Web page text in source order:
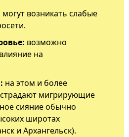
могут возникать слабые
возможно
на
на этом и более
мигрирующие
сияние обычно
широтах
и Архангельск).